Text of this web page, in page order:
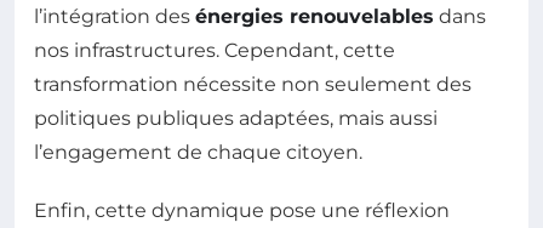
l’intégration des énergies renouvelables dans
nos infrastructures. Cependant, cette
transformation nécessite non seulement des
politiques publiques adaptées, mais aussi
l’engagement de chaque citoyen.
Enfin, cette dynamique pose une réflexion